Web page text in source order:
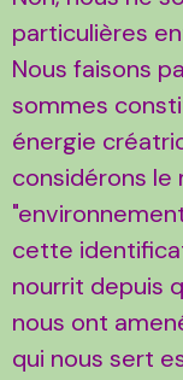
particulières
Nous faisons
sommes
énergie
considérons le
cette
nourrit depuis
nous ont
qui nous sert